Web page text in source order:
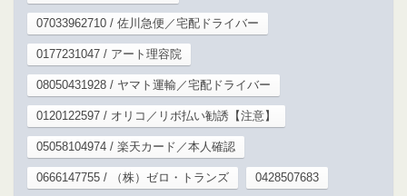
07033962710 / 佐川急便／宅配ドライバー
0177231047 / アート理容院
08050431928 / ヤマト運輸／宅配ドライバー
0120122597 / オリコ／リボ払い勧誘【注意】
05058104974 / 楽天カード／本人確認
0666147755 / （株）ゼロ・トランズ 0428507683